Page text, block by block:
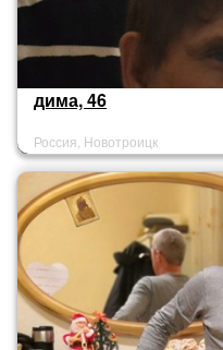
дима, 46
Россия, Новотроицк